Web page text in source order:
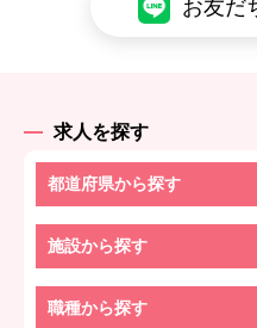
お友だ
求人を探す
都道府県から探す
施設から探す
職種から探す